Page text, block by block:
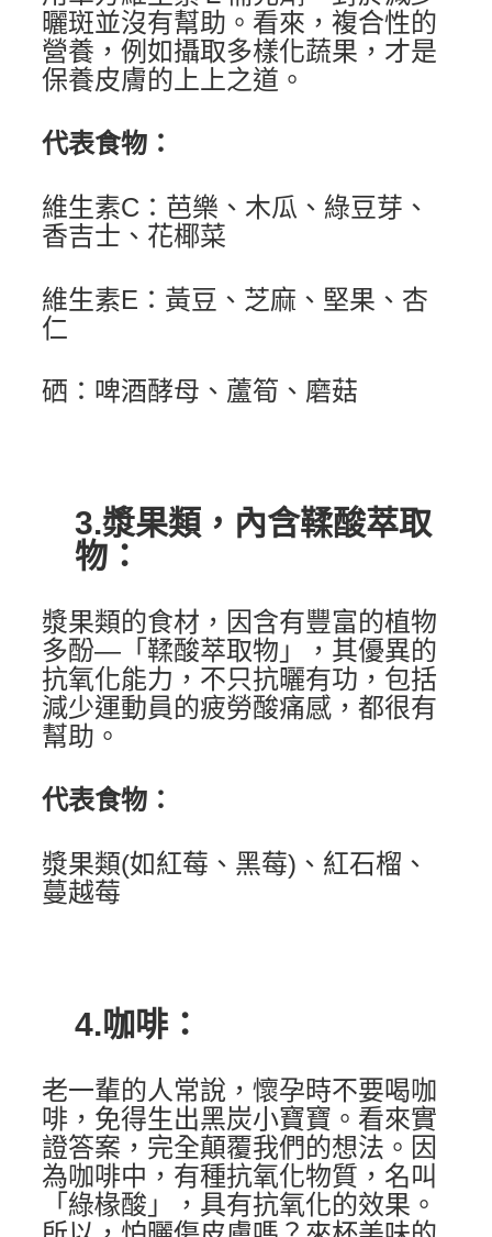
曬斑並沒有幫助。看來，複合性的
營養，例如攝取多樣化蔬果，才是
保養皮膚的上上之道。
代表食物：
維生素C：芭樂、木瓜、綠豆芽、
香吉士、花椰菜
維生素E：黃豆、芝麻、堅果、杏
仁
硒：啤酒酵母、蘆筍、磨菇
3.漿果類，內含鞣酸萃取
物：
漿果類的食材，因含有豐富的植物
多酚—「鞣酸萃取物」，其優異的
抗氧化能力，不只抗曬有功，包括
減少運動員的疲勞酸痛感，都很有
幫助。
代表食物：
漿果類(如紅莓、黑莓)、紅石榴、
蔓越莓
4.咖啡：
老一輩的人常說，懷孕時不要喝咖
啡，免得生出黑炭小寶寶。看來實
證答案，完全顛覆我們的想法。因
為咖啡中，有種抗氧化物質，名叫
「綠椽酸」，具有抗氧化的效果。